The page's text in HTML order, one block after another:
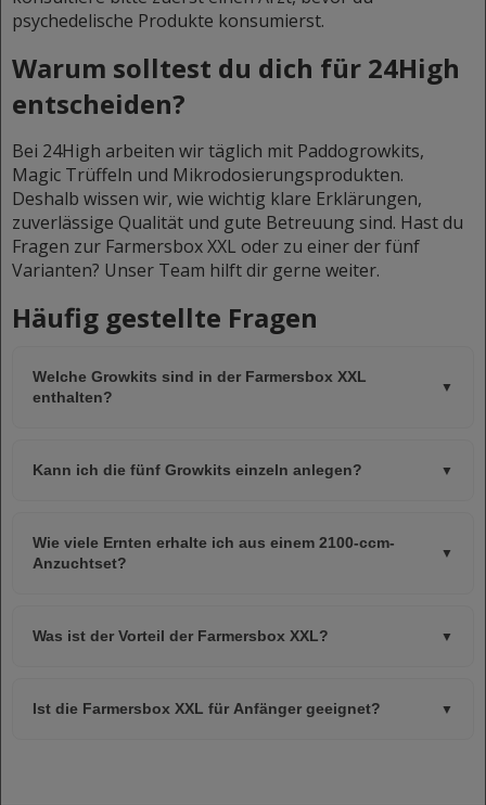
psychedelische Produkte konsumierst.
Warum solltest du dich für 24High
entscheiden?
Bei 24High arbeiten wir täglich mit Paddogrowkits,
Magic Trüffeln und Mikrodosierungsprodukten.
Deshalb wissen wir, wie wichtig klare Erklärungen,
zuverlässige Qualität und gute Betreuung sind. Hast du
Fragen zur Farmersbox XXL oder zu einer der fünf
Varianten? Unser Team hilft dir gerne weiter.
Häufig gestellte Fragen
Welche Growkits sind in der Farmersbox XXL
enthalten?
▼
Kann ich die fünf Growkits einzeln anlegen? ▼
Wie viele Ernten erhalte ich aus einem 2100-ccm-
Anzuchtset?
▼
Was ist der Vorteil der Farmersbox XXL? ▼
Ist die Farmersbox XXL für Anfänger geeignet? ▼